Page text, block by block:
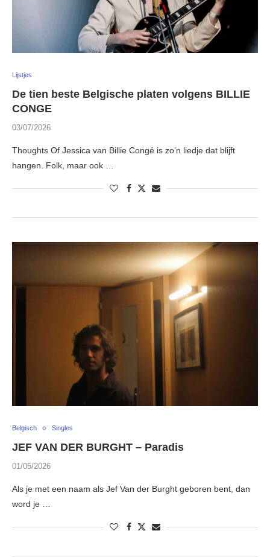
Lijstjes
De tien beste Belgische platen volgens BILLIE
CONGE
03/07/2026
Thoughts Of Jessica van Billie Congé is zo’n liedje dat blijft
hangen. Folk, maar ook …
Belgisch Singles
JEF VAN DER BURGHT – Paradis
01/05/2026
Als je met een naam als Jef Van der Burght geboren bent, dan
word je …